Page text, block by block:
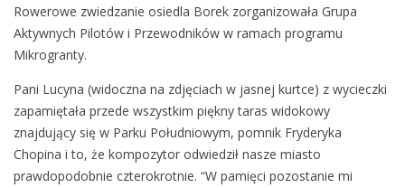
Rowerowe zwiedzanie osiedla Borek zorganizowała Grupa
Aktywnych Pilotów i Przewodników w ramach programu
Mikrogranty.
Pani Lucyna (widoczna na zdjęciach w jasnej kurtce) z wycieczki
zapamiętała przede wszystkim piękny taras widokowy
znajdujący się w Parku Południowym, pomnik Fryderyka
Chopina i to, że kompozytor odwiedził nasze miasto
prawdopodobnie czterokrotnie. “W pamięci pozostanie mi